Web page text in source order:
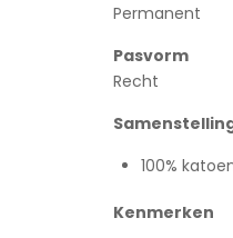
Permanent
Pasvorm
Recht
100%
Kenmerken